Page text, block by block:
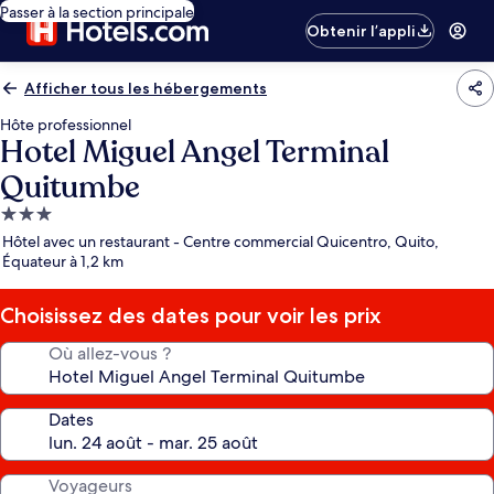
Passer à la section principale
Obtenir l’appli
Afficher tous les hébergements
Hôte professionnel
Hotel Miguel Angel Terminal
Quitumbe
Hébergement
3.0 étoiles
Hôtel avec un restaurant - Centre commercial Quicentro, Quito,
Équateur à 1,2 km
Choisissez des dates pour voir les prix
Où allez-vous ?
Dates
Voyageurs